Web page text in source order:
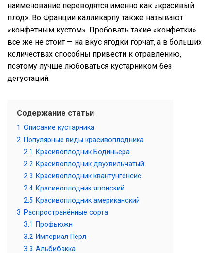
наименование переводятся именно как «красивый
плод». Во Франции калликарпу также называют
«конфетным кустом». Пробовать такие «конфетки»
всё же не стоит — на вкус ягодки горчат, а в больших
количествах способны привести к отравлению,
поэтому лучше любоваться кустарником без
дегустаций.
Содержание статьи
1 Описание кустарника
2 Популярные виды красивоплодника
2.1
Красивоплодник Бодиньера
2.2 Красивоплодник двухвильчатый
2.3 Красивоплодник квантунгенсис
2.4 Красивоплодник японский
2.5 Красивоплодник американский
3 Распространённые сорта
3.1
Профьюжн
3.2 Империал Перл
3.3 Альбибакка